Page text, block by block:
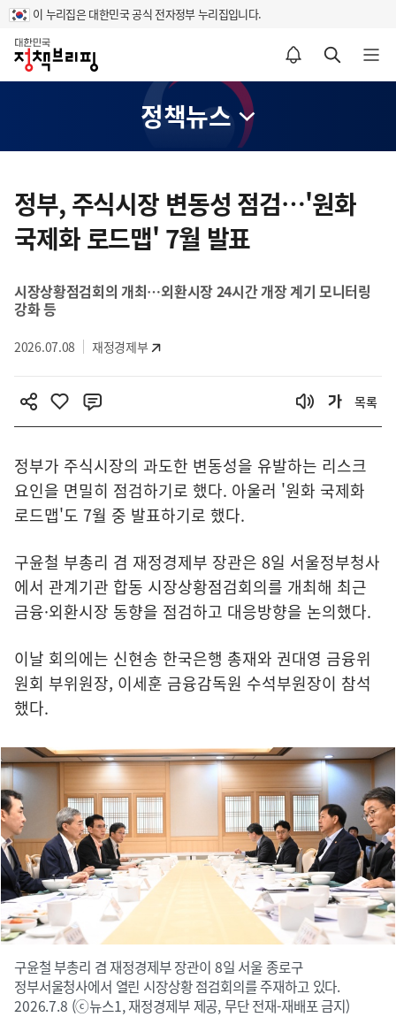
이 누리집은 대한민국 공식 전자정부 누리집입니다.
홈
알림설정 바로가기 검색 바로가기 메뉴 열기
정책뉴스
텐
츠
영
정부, 주식시장 변동성 점검…'원화
국제화 로드맵' 7월 발표
시장상황점검회의 개최…외환시장 24시간 개장 계기 모니터링
강화 등
2026.07.08 재정경제부
목록
정부가 주식시장의 과도한 변동성을 유발하는 리스크
요인을 면밀히 점검하기로 했다. 아울러 '원화 국제화
로드맵'도 7월 중 발표하기로 했다.
구윤철 부총리 겸 재정경제부 장관은 8일 서울정부청사
에서 관계기관 합동 시장상황점검회의를 개최해 최근
금융·외환시장 동향을 점검하고 대응방향을 논의했다.
이날 회의에는 신현송 한국은행 총재와 권대영 금융위
원회 부위원장, 이세훈 금융감독원 수석부원장이 참석
했다.
구윤철 부총리 겸 재정경제부 장관이 8일 서울 종로구
정부서울청사에서 열린 시장상황 점검회의를 주재하고 있다.
2026.7.8 (ⓒ뉴스1, 재정경제부 제공, 무단 전재-재배포 금지)